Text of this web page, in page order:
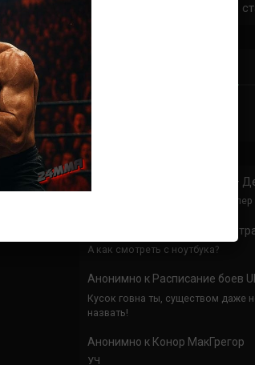
Арнольд Аллен на UFC 324:
Анонимно Доминик Круз —
Спасибо что выложили этот
UFC 324 прямая
А как смотреть с ноутбука?
Анонимно к Расписание боев
Кусок говна ты, существом даже
назвать!
Анонимно к Конор МакГрегор
УЧ